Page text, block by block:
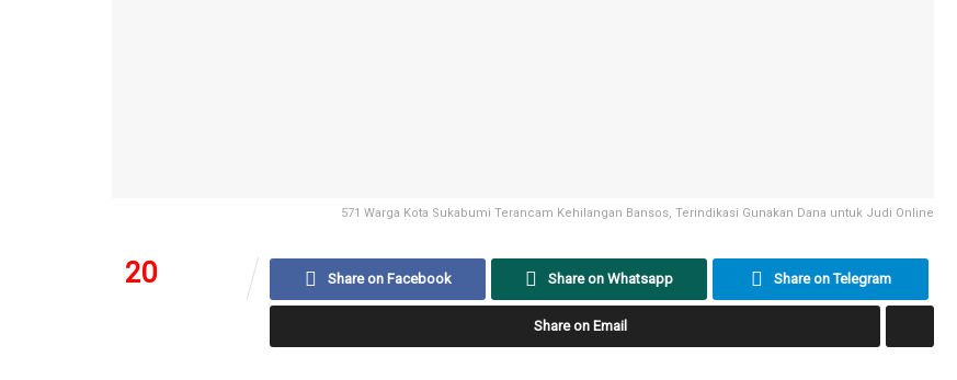
571 Warga Kota Sukabumi Terancam Kehilangan Bansos, Terindikasi Gunakan Dana untuk Judi Online
20 Share on Facebook Share on Whatsapp Share on Telegram
Share on Email